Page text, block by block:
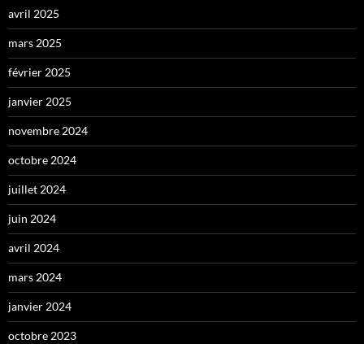
avril 2025
mars 2025
février 2025
janvier 2025
novembre 2024
octobre 2024
juillet 2024
juin 2024
avril 2024
mars 2024
janvier 2024
octobre 2023